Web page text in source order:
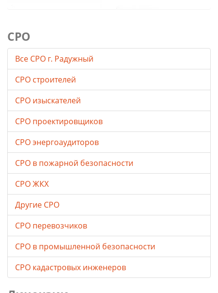
СРО
Все СРО г. Радужный
СРО строителей
СРО изыскателей
СРО проектировщиков
СРО энергоаудиторов
СРО в пожарной безопасности
СРО ЖКХ
Другие СРО
СРО перевозчиков
СРО в промышленной безопасности
СРО кадастровых инженеров